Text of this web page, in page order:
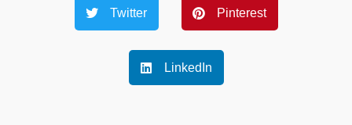
Twitter Pinterest
LinkedIn